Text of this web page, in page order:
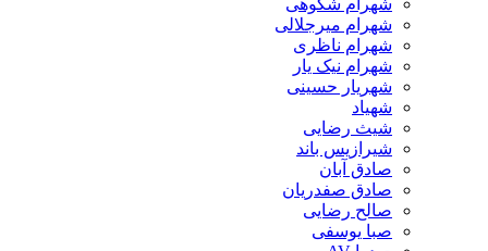
شهرام شکوهی
شهرام میرجلالی
شهرام ناظری
شهرام نیک یار
شهریار حسینی
شهیاد
شیث رضایی
شیرازیس باند
صادق آبان
صادق صفدریان
صالح رضایی
صبا یوسفی